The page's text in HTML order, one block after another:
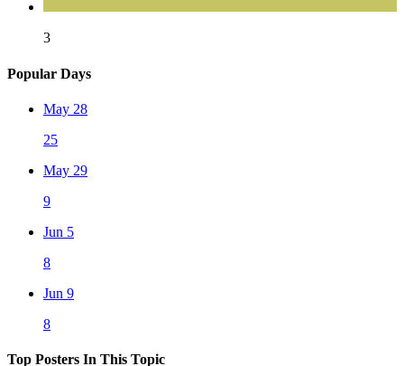
3
Popular Days
May 28
25
May 29
9
Jun 5
8
Jun 9
8
Top Posters In This Topic